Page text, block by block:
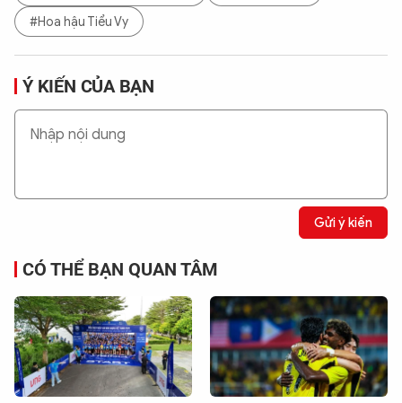
#Hoa hậu Tiểu Vy
Ý KIẾN CỦA BẠN
Gửi ý kiến
CÓ THỂ BẠN QUAN TÂM